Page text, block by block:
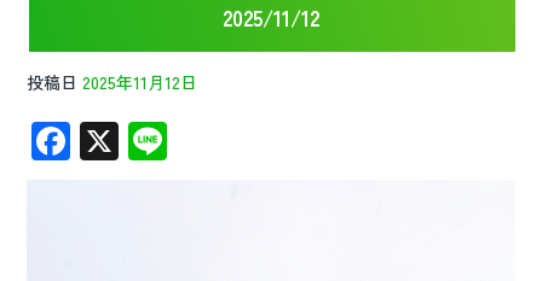
2025/11/12
投稿日 2025年11月12日
F
ac
X